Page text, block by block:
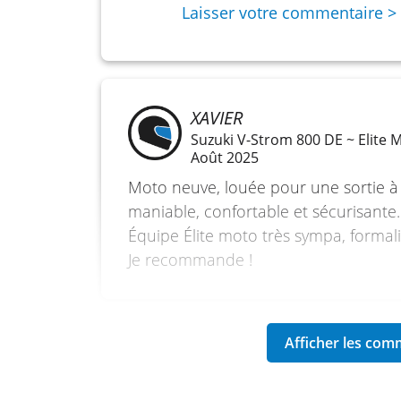
Pneu avant : 130/70-18M/C 63H
Cadre : Treillis tubulaire en acier haute
Laisser votre commentaire >
XAVIER
Suzuki V-Strom 800 DE ~ Elite
Août 2025
Moto neuve, louée pour une sortie
maniable, confortable et sécurisante.
Équipe Élite moto très sympa,
Je recommande !